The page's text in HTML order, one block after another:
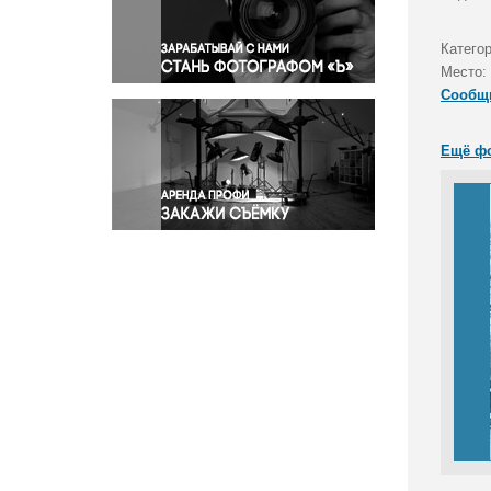
Правосудие
Происшествия и конфликты
Религия
Светская жизнь
Спорт
Экология
Экономика и бизнес
Место:
Ещё